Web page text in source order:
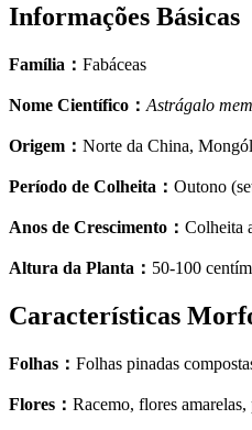
Informações Básicas
Família ： Fabáceas
Nome Científico ： Astrágalo
Origem ： Norte da China,
Período de Colheita ： Outono
Anos de Crescimento ： Colheita
Altura da Planta ： 50-100
Características
Folhas ： Folhas pinadas
Flores ： Racemo, flores